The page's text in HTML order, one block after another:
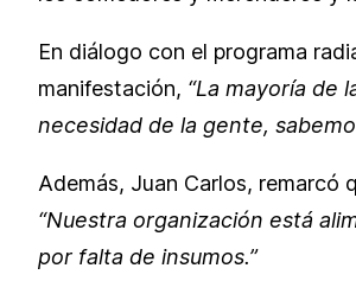
En diálogo con el programa
manifestación, “La mayoría de
necesidad de la gente,
Además, Juan Carlos, remarcó
“Nuestra organización está
por falta de insumos.”